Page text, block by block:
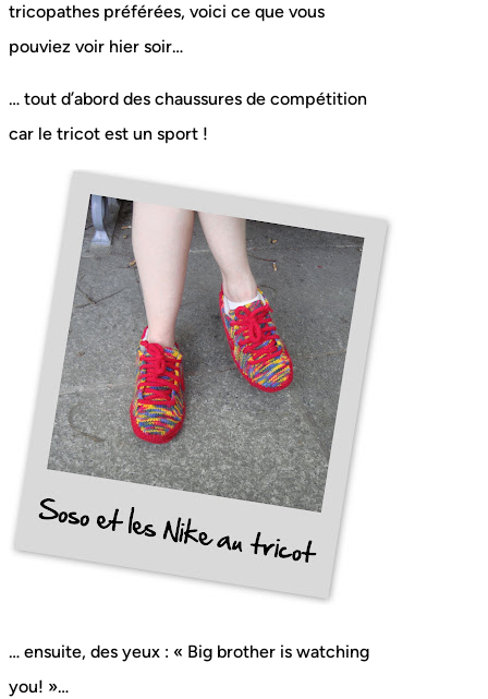
tricopathes préférées, voici ce que vous
pouviez voir hier soir…
… tout d’abord des chaussures de compétition
car le tricot est un sport !
… ensuite, des yeux : « Big brother is watching
you! »…